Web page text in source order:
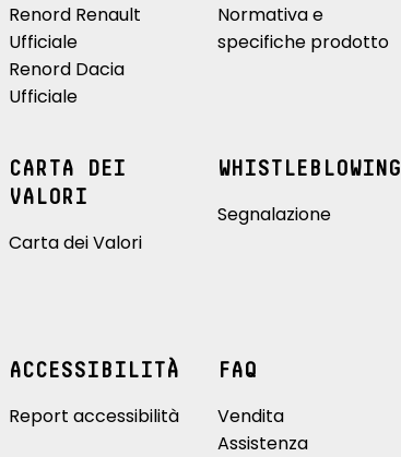
Renord Renault
Ufficiale
Renord Dacia
Ufficiale
Normativa e
specifiche prodotto
CARTA DEI
VALORI
Carta dei Valori
WHISTLEBLOWING
Segnalazione
ACCESSIBILITÀ
Report accessibilità
FAQ
Vendita
Assistenza